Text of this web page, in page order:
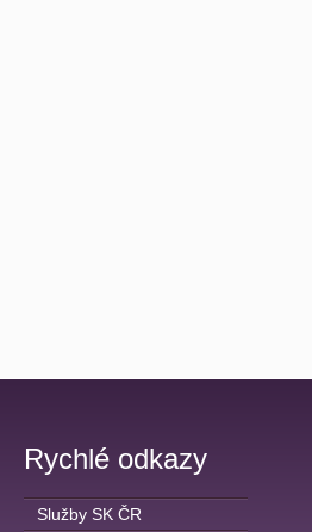
Rychlé odkazy
Služby SK ČR